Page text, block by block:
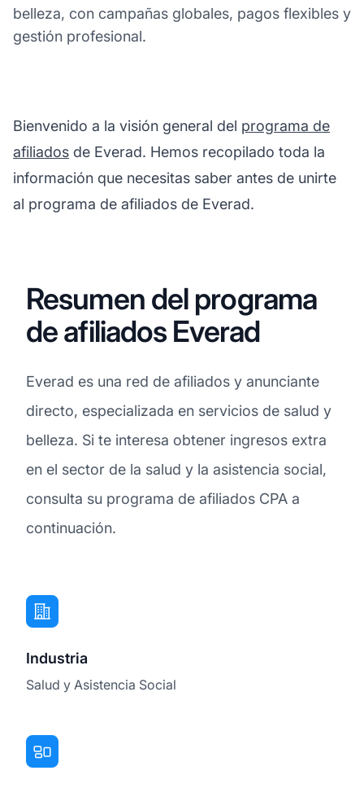
belleza, con campañas globales, pagos flexibles y
gestión profesional.
Bienvenido a la visión general del programa de
afiliados de Everad. Hemos recopilado toda la
información que necesitas saber antes de unirte
al programa de afiliados de Everad.
Resumen del programa
de afiliados Everad
Everad es una red de afiliados y anunciante
directo, especializada en servicios de salud y
belleza. Si te interesa obtener ingresos extra
en el sector de la salud y la asistencia social,
consulta su programa de afiliados CPA a
continuación.
Industria
Salud y Asistencia Social